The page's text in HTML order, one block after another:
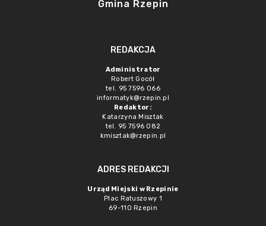
Gmina Rzepin
REDAKCJA
Administrator
Robert Gocół
tel. 95 7596 066
informatyk@rzepin.pl
Redaktor:
Katarzyna Misztak
tel. 95 7596 082
kmisztak@rzepin.pl
ADRES REDAKCJI
Urząd Miejski w Rzepinie
Plac Ratuszowy 1
69-110 Rzepin